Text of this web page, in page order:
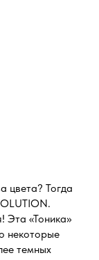
цвета? Тогда
Эта «Тоника»
некоторые
темных